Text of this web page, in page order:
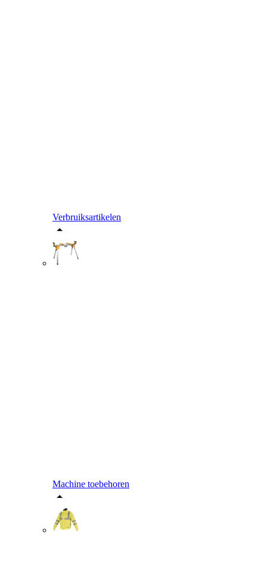
Verbruiksartikelen
Machine toebehoren